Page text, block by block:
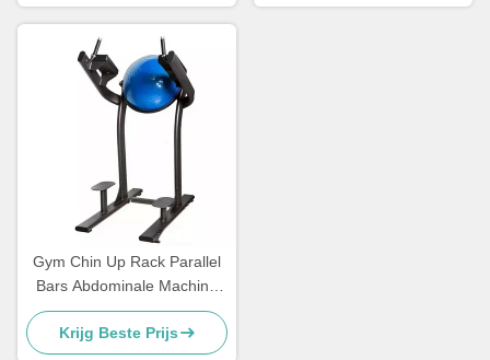
Gym Chin Up Rack Parallel
Bars Abdominale Machine
Verticale Knie Lift Leg Lift
Krijg Beste Prijs